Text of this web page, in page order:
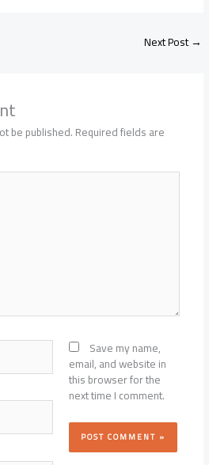
Next Post→
be published.Required fields are
Save my name,
email, and website in
this browser for the
next time I comment.